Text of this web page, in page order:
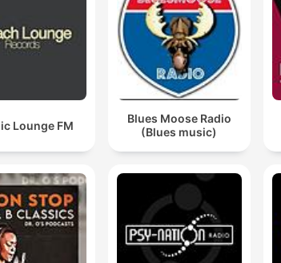
Lounge FM
Blues Moose Radio
(Blues music)